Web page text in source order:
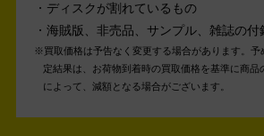
ディスクが割れているもの
海賊版、非売品、サンプル、雑誌の付
買取価格は予告なく変更する場合があります。予
定結果は、お荷物到着時の買取価格を基準に商品
によって、減額となる場合がございます。